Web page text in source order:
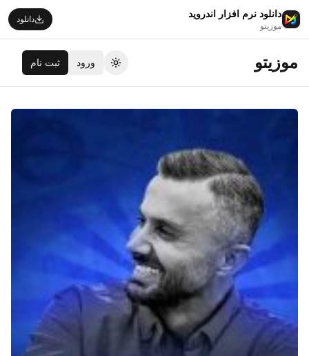
دانلود نرم افزار اندروید
موزیتو
دانلود
موزیتو تغییر تم
ورود ثبت نام